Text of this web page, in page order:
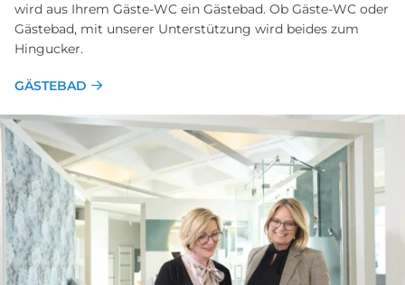
wird aus Ihrem Gäste-WC ein Gästebad. Ob Gäste-WC oder
Gästebad, mit unserer Unterstützung wird beides zum
Hingucker.
GÄSTEBAD